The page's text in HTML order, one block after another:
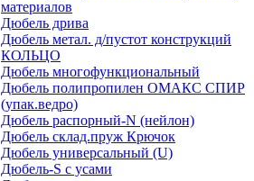
материалов
Дюбель дрива
Дюбель метал. д/пустот конструкций
КОЛЬЦО
Дюбель многофункциональный
Дюбель полипропилен ОМАКС СПИР
(упак.ведро)
Дюбель распорный-N (нейлон)
Дюбель склад.пруж Крючок
Дюбель универсальный (U)
Дюбель-S с усами